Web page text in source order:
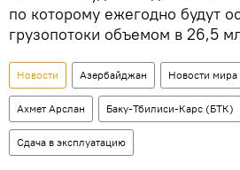
по которому ежегодно будут
грузопотоки объемом в 26,5
Новости Азербайджан Новости мира
Ахмет Арслан Баку-Тбилиси-Карс (БТК)
Сдача в эксплуатацию